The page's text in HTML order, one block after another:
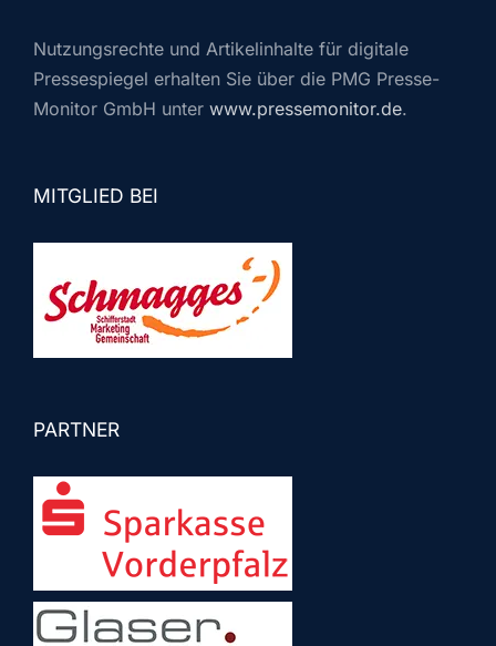
Nutzungsrechte und Artikelinhalte für digitale
Pressespiegel erhalten Sie über die PMG Presse-
Monitor GmbH unter www.pressemonitor.de.
MITGLIED BEI
PARTNER